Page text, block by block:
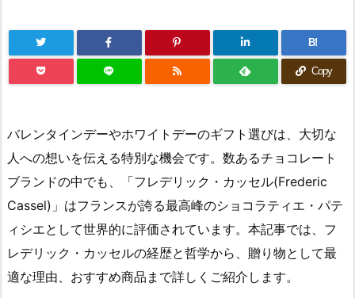
B!
Copy
バレンタインデーやホワイトデーのギフト選びは、大切な
人への想いを伝える特別な機会です。数あるチョコレート
ブランドの中でも、「フレデリック・カッセル(Frederic
Cassel)」はフランスが誇る最高峰のショコラティエ・パテ
ィシエとして世界的に評価されています。本記事では、フ
レデリック・カッセルの経歴と哲学から、贈り物として最
適な理由、おすすめ商品まで詳しくご紹介します。